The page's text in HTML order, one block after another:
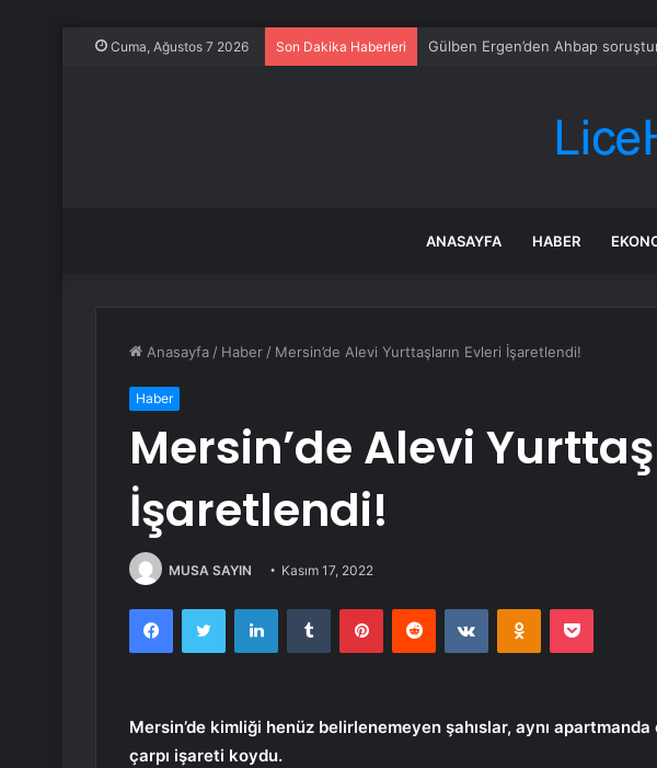
Cuma, Ağustos 7 2026 Son Dakika Haberleri Gülben Ergen’den Ahbap
ANASAYFA HABER
Anasayfa / Haber / Mersin’de Alevi Yurttaşların Evleri İşaretlendi!
Haber
Mersin’de Alevi
İşaretlendi!
MUSA SAYIN Kasım 17, 2022
FacebookTwitter LinkedInTumblr PinterestReddit VKontakteOdnoklassniki
Pocket
Mersin’de kimliği henüz belirlenemeyen şahıslar, aynı
çarpı işareti koydu.